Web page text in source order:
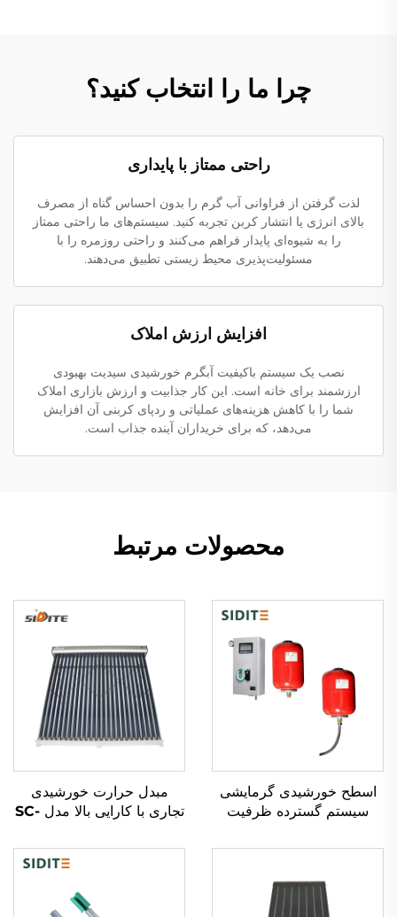
چرا ما را انتخاب کنید؟
راحتی ممتاز با پایداری
لذت گرفتن از فراوانی آب گرم را بدون احساس گناه از مصرف
بالای انرژی یا انتشار کربن تجربه کنید. سیستم‌های ما راحتی ممتاز
را به شیوه‌ای پایدار فراهم می‌کنند و راحتی روزمره را با
مسئولیت‌پذیری محیط زیستی تطبیق می‌دهند.
افزایش ارزش املاک
نصب یک سیستم باکیفیت آبگرم خورشیدی سیدیت بهبودی
ارزشمند برای خانه است. این کار جذابیت و ارزش بازاری املاک
شما را با کاهش هزینه‌های عملیاتی و ردپای کربنی آن افزایش
می‌دهد، که برای خریداران آینده جذاب است.
محصولات مرتبط
اسطح خورشیدی گرمایشی
سیستم گسترده ظرفیت
سیستم‌های دوباره گرما-
مبدل حرارت خورشیدی
تجاری با کارایی بالا مدل SC-
خلاء